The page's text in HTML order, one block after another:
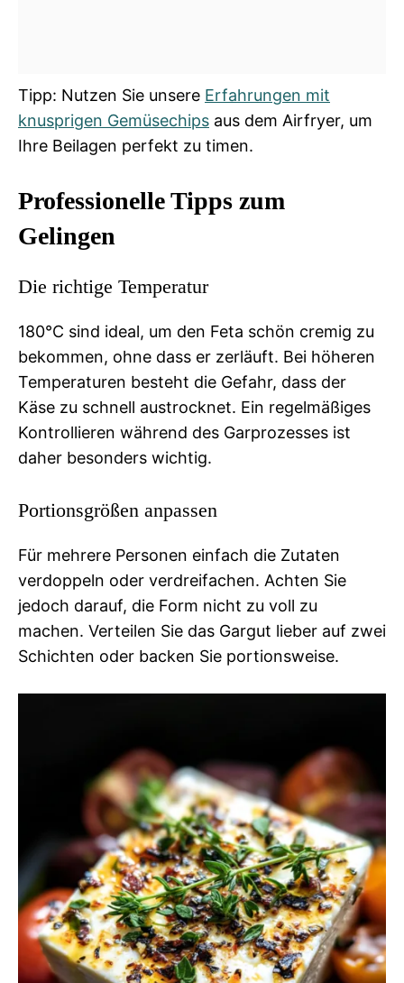
Tipp: Nutzen Sie unsere Erfahrungen mit
knusprigen Gemüsechips aus dem Airfryer, um
Ihre Beilagen perfekt zu timen.
Professionelle Tipps zum
Gelingen
Die richtige Temperatur
180°C sind ideal, um den Feta schön cremig zu
bekommen, ohne dass er zerläuft. Bei höheren
Temperaturen besteht die Gefahr, dass der
Käse zu schnell austrocknet. Ein regelmäßiges
Kontrollieren während des Garprozesses ist
daher besonders wichtig.
Portionsgrößen anpassen
Für mehrere Personen einfach die Zutaten
verdoppeln oder verdreifachen. Achten Sie
jedoch darauf, die Form nicht zu voll zu
machen. Verteilen Sie das Gargut lieber auf zwei
Schichten oder backen Sie portionsweise.